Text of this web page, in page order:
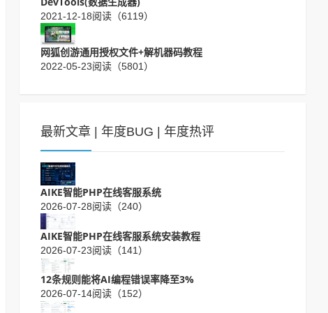
2021-12-18阅读（6119）
网狐创游通用授权文件+解机器码教程
2022-05-23阅读（5801）
最新文章 年度BUG 年度热评
AIKE智能PHP在线客服系统
2026-07-28阅读（240）
AIKE智能PHP在线客服系统安装教程
2026-07-23阅读（141）
12条规则能将AI编程错误率降至3%
2026-07-14阅读（152）